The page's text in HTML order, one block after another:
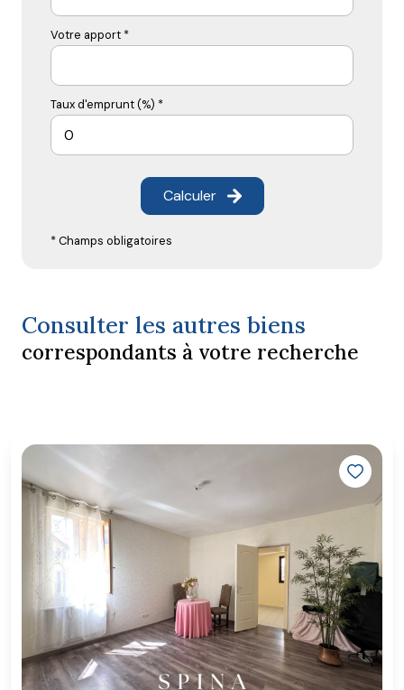
Votre apport *
Taux d'emprunt (%) *
Calculer
* Champs obligatoires
Consulter les autres biens
correspondants à votre recherche